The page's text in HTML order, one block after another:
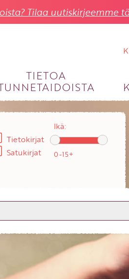
Tilaa uutiskirjeemme
TIETOA
KIRJAUDU SISÄÄN
Käyttäjätunnus
Salasana
Etkö ole vielä asiakkaamme?
Luo asiakastili tästä!
Tietokirjat
Satukirjat
Ikä: